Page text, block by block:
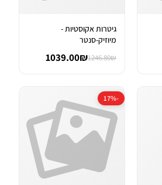
גיטרות אקוסטיות -
מיוזיק-סנטר
1246.80₪
1039.00₪
-17%